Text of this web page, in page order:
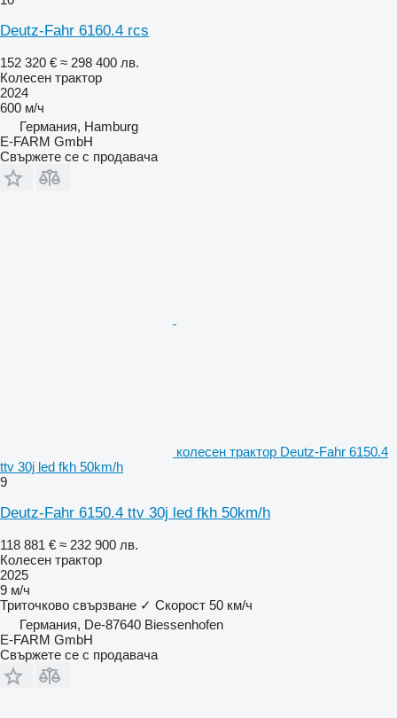
Deutz-Fahr 6160.4 rcs
152 320 € ≈ 298 400 лв.
Колесен трактор
2024
600 м/ч
Германия, Hamburg
E-FARM GmbH
Свържете се с продавача
колесен трактор Deutz-Fahr 6150.4
ttv 30j led fkh 50km/h
9
Deutz-Fahr 6150.4 ttv 30j led fkh 50km/h
118 881 € ≈ 232 900 лв.
Колесен трактор
2025
9 м/ч
Триточково свързване ✓ Скорост 50 км/ч
Германия, De-87640 Biessenhofen
E-FARM GmbH
Свържете се с продавача